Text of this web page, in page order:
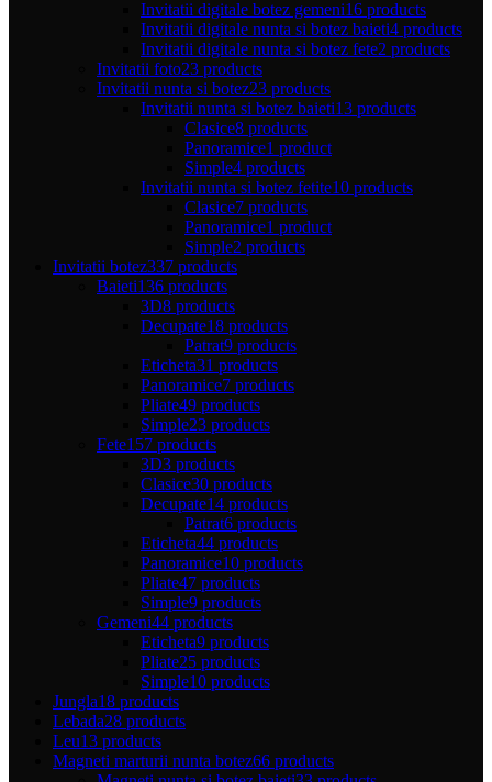
Invitatii digitale botez gemeni16 products
Invitatii digitale nunta si botez baieti4 products
Invitatii digitale nunta si botez fete2 products
Invitatii foto23 products
Invitatii nunta si botez23 products
Invitatii nunta si botez baieti13 products
Clasice8 products
Panoramice1 product
Simple4 products
Invitatii nunta si botez fetite10 products
Clasice7 products
Panoramice1 product
Simple2 products
Invitatii botez337 products
Baieti136 products
3D8 products
Decupate18 products
Patrat9 products
Eticheta31 products
Panoramice7 products
Pliate49 products
Simple23 products
Fete157 products
3D3 products
Clasice30 products
Decupate14 products
Patrat6 products
Eticheta44 products
Panoramice10 products
Pliate47 products
Simple9 products
Gemeni44 products
Eticheta9 products
Pliate25 products
Simple10 products
Jungla18 products
Lebada28 products
Leu13 products
Magneti marturii nunta botez66 products